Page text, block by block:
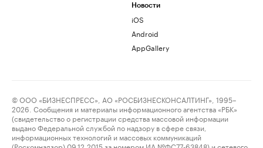
Новости
iOS
Android
AppGallery
© ООО «БИЗНЕСПРЕСС», АО «РОСБИЗНЕСКОНСАЛТИНГ», 1995–
2026. Сообщения и материалы информационного агентства «РБК»
(свидетельство о регистрации средства массовой информации
выдано Федеральной службой по надзору в сфере связи,
информационных технологий и массовых коммуникаций